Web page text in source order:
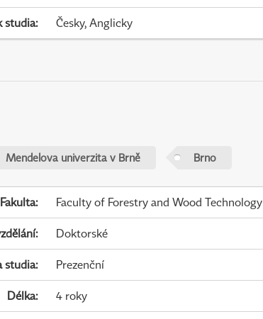
studia: Česky, Anglicky
Mendelova univerzita v Brně Brno
Fakulta: Faculty of Forestry and Wood Technology
: Doktorské
studia: Prezenční
Délka: 4 roky